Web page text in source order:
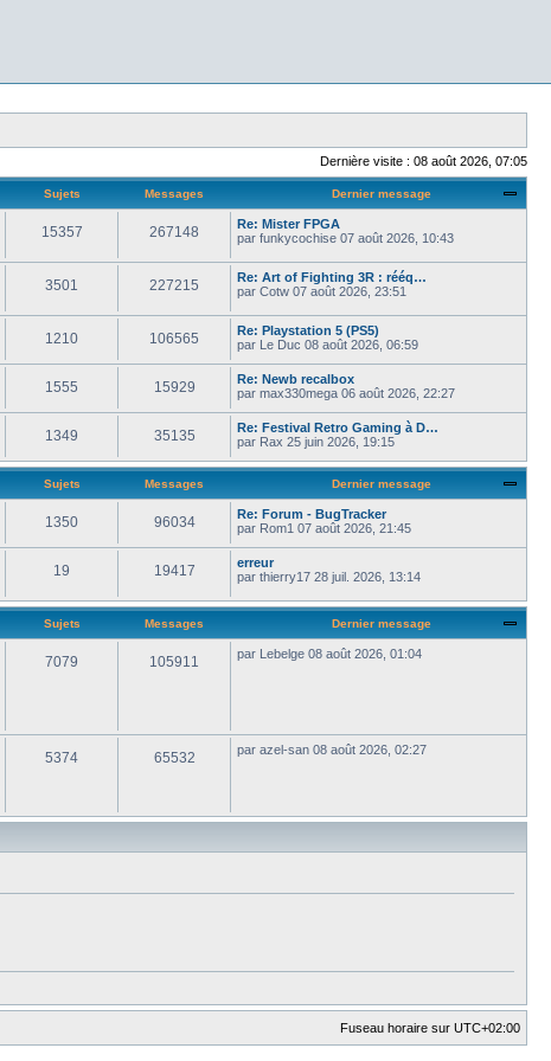
Dernière visite : 08 août 2026, 07:05
Sujets Messages Dernier message
15357 267148
Re: Mister FPGA
par funkycochise 07 août 2026, 10:43
3501 227215
Re: Art of Fighting 3R : rééq…
par Cotw 07 août 2026, 23:51
1210 106565
Re: Playstation 5 (PS5)
par Le Duc 08 août 2026, 06:59
1555 15929
Re: Newb recalbox
par max330mega 06 août 2026, 22:27
1349 35135
Re: Festival Retro Gaming à D…
par Rax 25 juin 2026, 19:15
Sujets Messages Dernier message
1350 96034
Re: Forum - BugTracker
par Rom1 07 août 2026, 21:45
19 19417
erreur
par thierry17 28 juil. 2026, 13:14
Sujets Messages Dernier message
7079 105911 par Lebelge 08 août 2026, 01:04
5374 65532 par azel-san 08 août 2026, 02:27
Fuseau horaire sur UTC+02:00